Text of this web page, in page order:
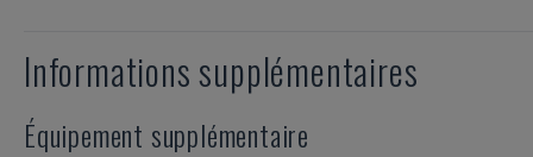
Informations supplémentaires
Équipement supplémentaire